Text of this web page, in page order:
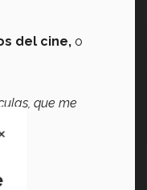
del cine, o
que me